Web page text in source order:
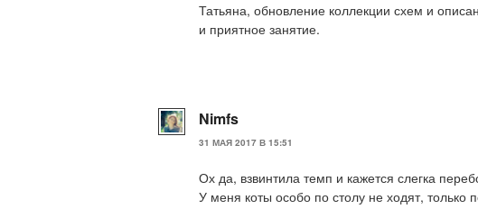
Татьяна, обновление коллекции схем и
и приятное занятие.
Nimfs
31 МАЯ 2017 В 15:51
Ох да, взвинтила темп и кажется слегка
У меня коты особо по столу не ходят,